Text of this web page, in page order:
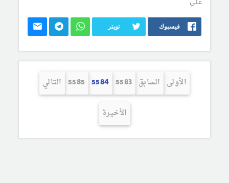
على:
فيسبوك تويتر
الأولى السابق 5583
5584
5585 التالي
الأخيرة